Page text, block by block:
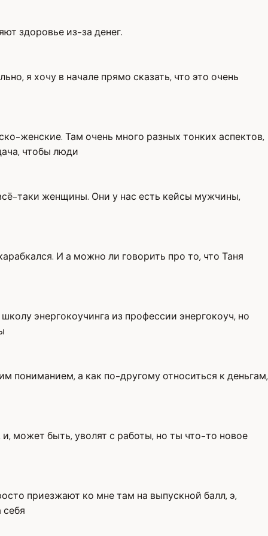
здоровье из-за денег.
я хочу в начале прямо сказать, что это очень
женские. Там очень много разных тонких аспектов,
чтобы люди
таки женщины. Они у нас есть кейсы мужчины,
И а можно ли говорить про то, что Таня
энергокоучинга из профессии энергокоуч, но
пониманием, а как по-другому относиться к деньгам,
может быть, уволят с работы, но ты что-то новое
приезжают ко мне там на выпускной балл, э,